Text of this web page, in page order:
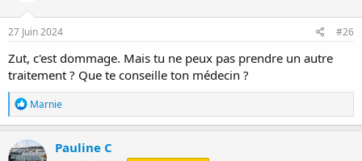
n
s
27 Juin 2024 #26
Zut, c'est dommage. Mais tu ne peux pas prendre un autre
traitement ? Que te conseille ton médecin ?
R
é
a
c
t
Marnie
Pauline C